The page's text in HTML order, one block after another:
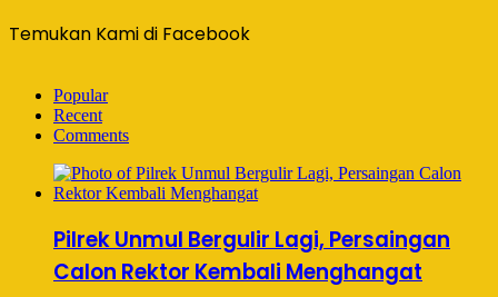
Temukan Kami di Facebook
Popular
Recent
Comments
Pilrek Unmul Bergulir Lagi, Persaingan
Calon Rektor Kembali Menghangat